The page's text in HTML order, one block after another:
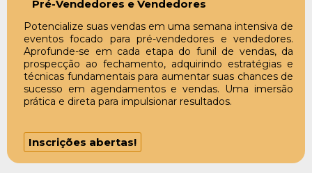
Pré-Vendedores e Vendedores
Potencialize suas vendas em uma semana intensiva de
eventos focado para pré-vendedores e vendedores.
Aprofunde-se em cada etapa do funil de vendas, da
prospecção ao fechamento, adquirindo estratégias e
técnicas fundamentais para aumentar suas chances de
sucesso em agendamentos e vendas. Uma imersão
prática e direta para impulsionar resultados.
Inscrições abertas!